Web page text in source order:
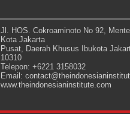
Jl. HOS. Cokroaminoto No 92,
Kota Jakarta
Pusat, Daerah Khusus Ibukota
10310
Telepon: +6221 3158032
Email:
www.theindonesianinstitute.com